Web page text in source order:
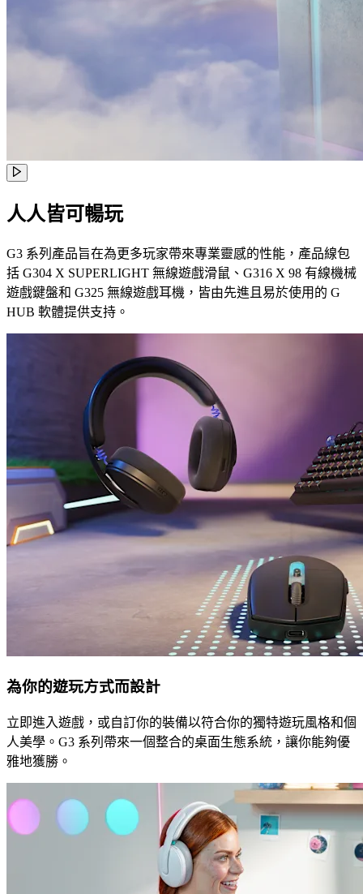
人人皆可暢玩
G3 系列產品旨在為更多玩家帶來專業靈感的性能，產品線包
括 G304 X SUPERLIGHT 無線遊戲滑鼠、G316 X 98 有線機械
遊戲鍵盤和 G325 無線遊戲耳機，皆由先進且易於使用的 G
HUB 軟體提供支持。
為你的遊玩方式而設計
立即進入遊戲，或自訂你的裝備以符合你的獨特遊玩風格和個
人美學。G3 系列帶來一個整合的桌面生態系統，讓你能夠優
雅地獲勝。